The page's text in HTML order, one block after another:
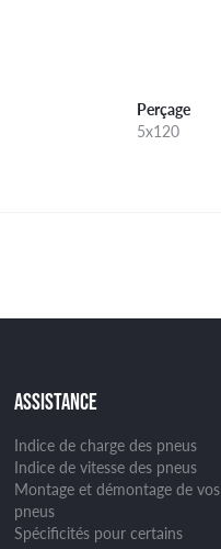
Perçage
5x120
ASSISTANCE
Indice de charge des pneus
Indice de vitesse des pneus
Montage et démontage de vos
pneus
Spécificités pour certains